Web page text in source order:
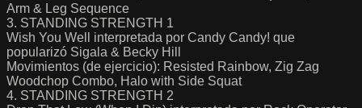
Arm & Leg Sequence
3. STANDING STRENGTH 1
Wish You Well interpretada por Candy Candy! que
popularizó Sigala & Becky Hill
Movimientos (de ejercicio): Resisted Rainbow, Zig Zag
Woodchop Combo, Halo with Side Squat
4. STANDING STRENGTH 2